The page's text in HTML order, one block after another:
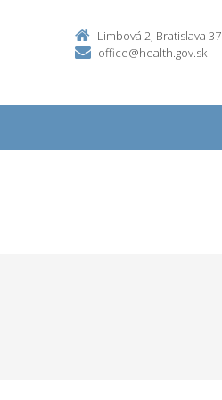
Limbová 2, Bratislava 37
office@health.gov.sk